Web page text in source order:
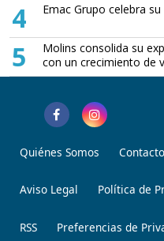
4 Emac Grupo celebra
5
Molins consolida su
con un crecimiento de
Quiénes Somos Contacto
Aviso Legal Política de
RSS Preferencias de